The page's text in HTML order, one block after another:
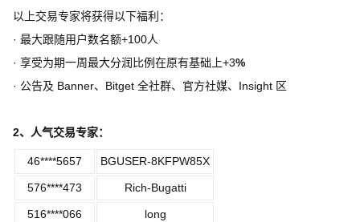
以上交易专家将获得以下福利：
· 最大跟随用户数名额+100人
· 享受为期一周最大分润比例在原有基础上+3%
· 公告及 Banner、 Bitget 全社群、官方社媒、 Insight 区
2、人气交易专家：
46****5657 BGUSER-8KFPW85X
576****473 Rich-Bugatti
516****066 long